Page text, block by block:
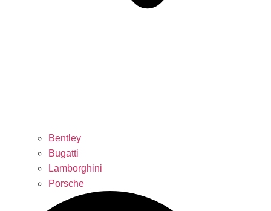
Bentley
Bugatti
Lamborghini
Porsche